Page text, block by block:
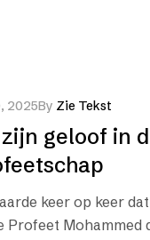
2025By Zie Tekst
geloof in
keer op keer
Mohammed